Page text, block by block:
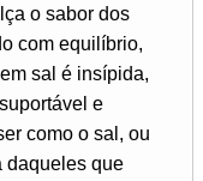
o sabor dos
com equilíbrio,
sal é insípida,
e
como o sal, ou
daqueles que